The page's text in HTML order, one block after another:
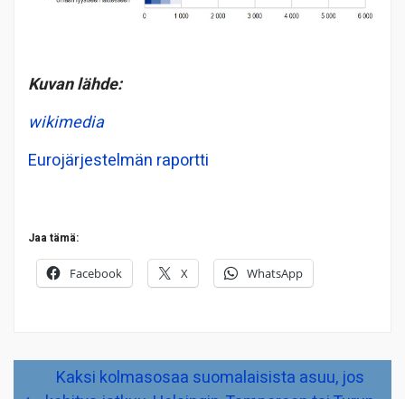
Kuvan lähde:
wikimedia
Eurojärjestelmän raportti
Jaa tämä:
Facebook X WhatsApp
Artikkelien
selaus Kaksi kolmasosaa suomalaisista asuu, jos